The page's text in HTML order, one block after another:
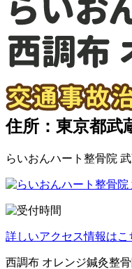
住所：東京都武
らいおんハート整骨院
詳しいアクセス情報はこ
西調布 オレンジ鍼灸整